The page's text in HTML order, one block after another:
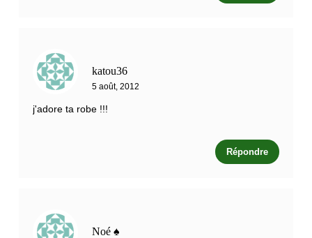
katou36
5 août, 2012
j'adore ta robe !!!
Répondre
Noé ♠